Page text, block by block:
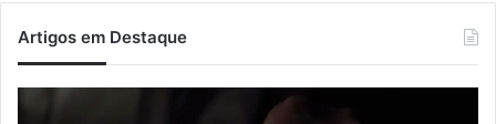
Artigos em Destaque